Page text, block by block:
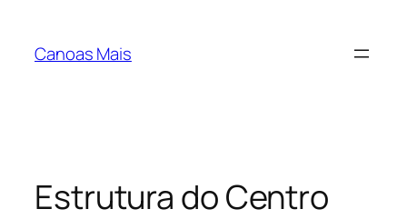
Canoas Mais
Estrutura do Centro